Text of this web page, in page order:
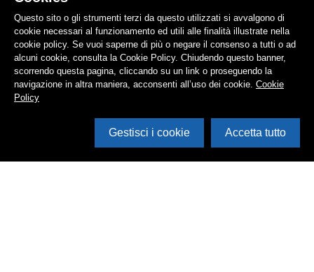
Questo sito o gli strumenti terzi da questo utilizzati si avvalgono di
cookie necessari al funzionamento ed utili alle finalità illustrate nella
cookie policy. Se vuoi saperne di più o negare il consenso a tutti o ad
alcuni cookie, consulta la Cookie Policy. Chiudendo questo banner,
scorrendo questa pagina, cliccando su un link o proseguendo la
navigazione in altra maniera, acconsenti all’uso dei cookie. Cookie
Policy
Gestisci i cookie Accetta tutto